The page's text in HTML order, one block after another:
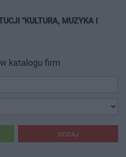
"KULTURA, MUZYKA I
katalogu firm
DODAJ